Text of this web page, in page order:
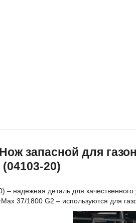
запасной для
20)
– надежная деталь для
37/1800 G2 – используются для